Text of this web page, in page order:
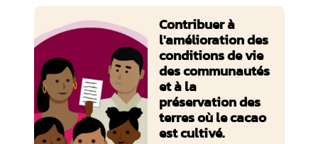
Contribuer à
l'amélioration des
conditions de vie
des communautés
et à la
préservation des
terres où le cacao
est cultivé.